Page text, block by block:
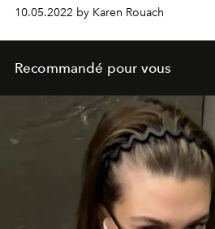
10.05.2022 by Karen Rouach
Recommandé pour vous